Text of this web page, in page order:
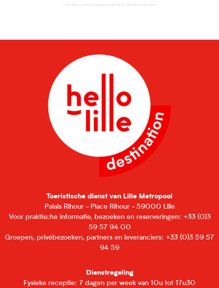
Cadeau-ideeën & souvenirs
Toeristische dienst van Lille Metropool
Palais Rihour - Place Rihour - 59000 Lille
Voor praktische informatie, bezoeken en reserveringen: +33 (0)3
59 57 94 00
Groepen, privébezoeken, partners en leveranciers: +33 (0)3 59 57
94 59
Dienstregeling
Fysieke receptie: 7 dagen per week van 10u tot 17u30